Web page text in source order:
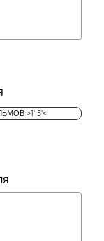
>1' 5'<